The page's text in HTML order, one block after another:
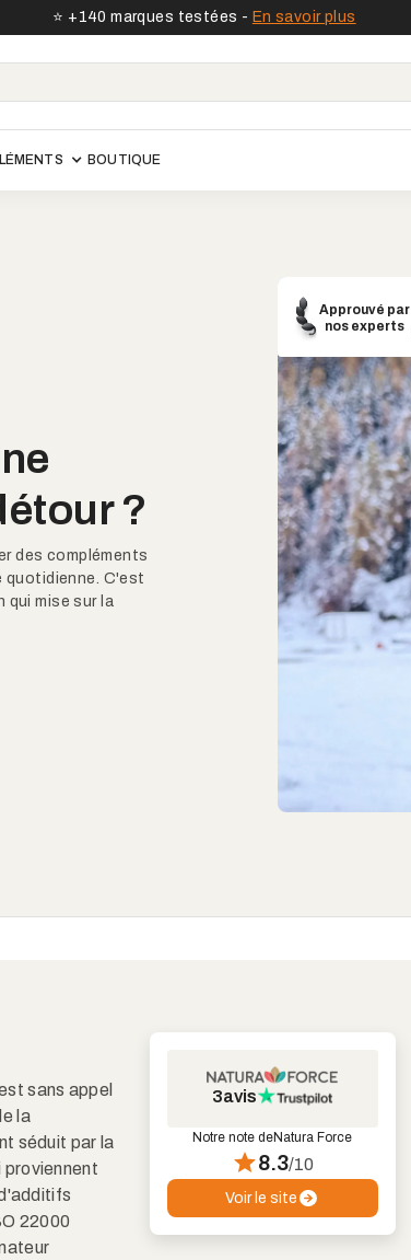
⭐️ +140 marques testées - En savoir plus
BOUTIQUE
?
des compléments
quotidienne. C'est
qui mise sur la
Approuvé par
nos experts
sans appel
la
séduit par la
22000
3avis
Notre note deNatura Force
8.3/10
Voir le site